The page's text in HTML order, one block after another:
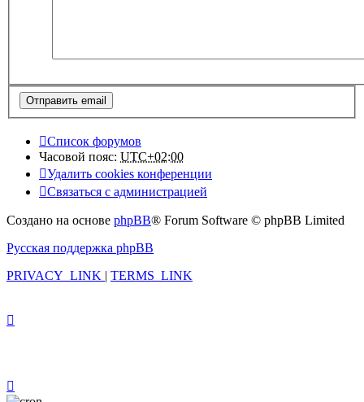
Список форумов
Часовой пояс: UTC+02:00
Удалить cookies конференции
Связаться с администрацией
Создано на основе phpBB® Forum Software © phpBB Limited
Русская поддержка phpBB
PRIVACY_LINK | TERMS_LINK